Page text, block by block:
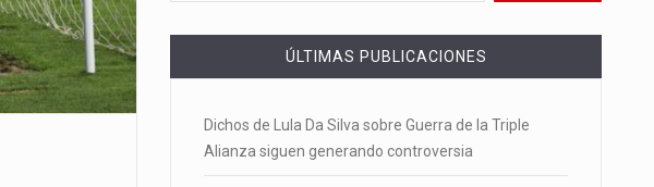
ÚLTIMAS PUBLICACIONES
Dichos de Lula Da Silva sobre Guerra de la Triple
Alianza siguen generando controversia